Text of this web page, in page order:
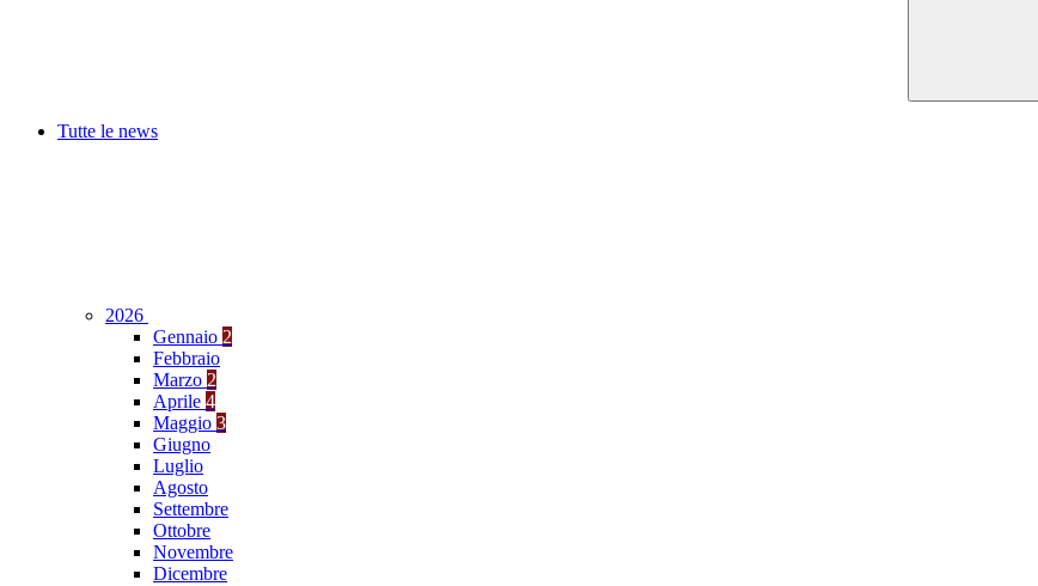
Tutte le news
2026
Gennaio 2
Febbraio
Marzo 2
Aprile 4
Maggio 3
Giugno
Luglio
Agosto
Settembre
Ottobre
Novembre
Dicembre